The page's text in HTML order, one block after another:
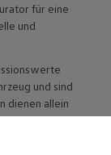
für eine
und
und sind
dienen allein